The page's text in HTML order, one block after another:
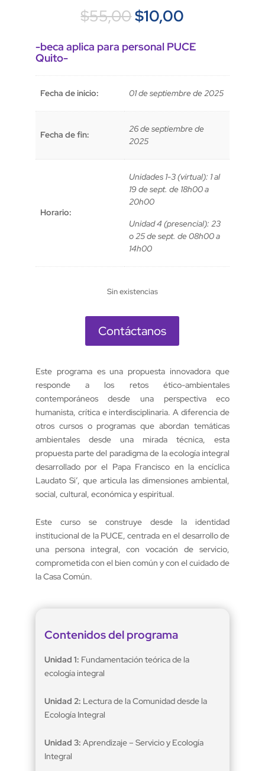
$55,00El
precio
original
era:
$55,00.
$10,00
actual
es:
$10,00.
-beca aplica para personal PUCE
Quito-
Fecha de inicio: 01 de septiembre de 2025
Fecha de fin:
26 de septiembre de
2025
Horario:
Unidades 1-3 (virtual): 1 al
19 de sept. de 18h00 a
20h00
Unidad 4 (presencial): 23
o 25 de sept. de 08h00 a
14h00
Sin existencias
Contáctanos
Este programa es una propuesta innovadora que
responde a los retos ético-ambientales
contemporáneos desde una perspectiva eco
humanista, crítica e interdisciplinaria. A diferencia de
otros cursos o programas que abordan temáticas
ambientales desde una mirada técnica, esta
propuesta parte del paradigma de la ecología integral
desarrollado por el Papa Francisco en la encíclica
Laudato Si’, que articula las dimensiones ambiental,
social, cultural, económica y espiritual.
Este curso se construye desde la identidad
institucional de la PUCE, centrada en el desarrollo de
una persona integral, con vocación de servicio,
comprometida con el bien común y con el cuidado de
la Casa Común.
Contenidos del programa
Unidad 1: Fundamentación teórica de la
ecología integral
Unidad 2: Lectura de la Comunidad desde la
Ecología Integral
Unidad 3: Aprendizaje – Servicio y Ecología
Integral